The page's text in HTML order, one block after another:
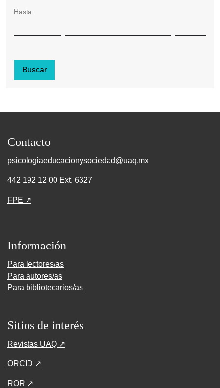
Hasta
Buscar
Contacto
psicologiaeducacionysociedad@uaq.mx
442 192 12 00 Ext. 6327
FPE ↗
Información
Para lectores/as
Para autores/as
Para bibliotecarios/as
Sitios de interés
Revistas UAQ ↗
ORCID ↗
ROR ↗